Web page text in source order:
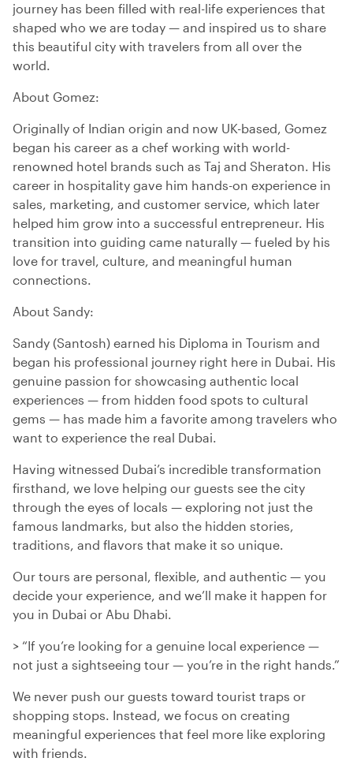
journey has been filled with real-life experiences that
shaped who we are today — and inspired us to share
this beautiful city with travelers from all over the
world.
About Gomez:
Originally of Indian origin and now UK-based, Gomez
began his career as a chef working with world-
renowned hotel brands such as Taj and Sheraton. His
career in hospitality gave him hands-on experience in
sales, marketing, and customer service, which later
helped him grow into a successful entrepreneur. His
transition into guiding came naturally — fueled by his
love for travel, culture, and meaningful human
connections.
About Sandy:
Sandy (Santosh) earned his Diploma in Tourism and
began his professional journey right here in Dubai. His
genuine passion for showcasing authentic local
experiences — from hidden food spots to cultural
gems — has made him a favorite among travelers who
want to experience the real Dubai.
Having witnessed Dubai’s incredible transformation
firsthand, we love helping our guests see the city
through the eyes of locals — exploring not just the
famous landmarks, but also the hidden stories,
traditions, and flavors that make it so unique.
Our tours are personal, flexible, and authentic — you
decide your experience, and we’ll make it happen for
you in Dubai or Abu Dhabi.
> “If you’re looking for a genuine local experience —
not just a sightseeing tour — you’re in the right hands.”
We never push our guests toward tourist traps or
shopping stops. Instead, we focus on creating
meaningful experiences that feel more like exploring
with friends.